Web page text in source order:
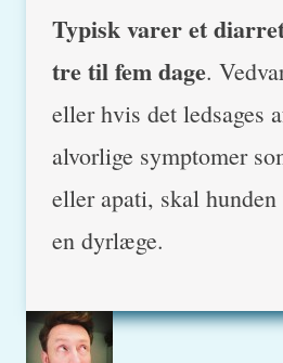
Typisk varer et
tre til fem dage.
eller hvis det ledsages
alvorlige symptomer
eller apati, skal hunden
en dyrlæge.